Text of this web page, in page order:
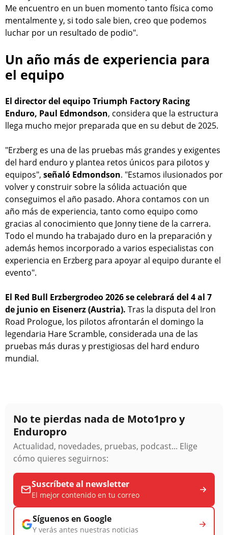
Me encuentro en un buen momento tanto física como
mentalmente y, si todo sale bien, creo que podemos
luchar por un resultado de podio".
Un año más de experiencia para
el equipo
El director del equipo Triumph Factory Racing
Enduro, Paul Edmondson, considera que la estructura
llega mucho mejor preparada que en su debut de 2025.
"Erzberg es una de las pruebas más grandes y exigentes
del hard enduro y plantea retos únicos para pilotos y
equipos", señaló Edmondson. "Estamos ilusionados por
volver y construir sobre la sólida actuación que
conseguimos el año pasado. Ahora contamos con un
año más de experiencia, tanto como equipo como
gracias al conocimiento que Jonny tiene de la carrera.
Todo el mundo ha trabajado duro en la preparación y
además hemos incorporado a varios especialistas con
experiencia en Erzberg para apoyar al equipo durante el
evento".
El Red Bull Erzbergrodeo 2026 se celebrará del 4 al 7
de junio en Eisenerz (Austria). Tras la disputa del Iron
Road Prologue, los pilotos afrontarán el domingo la
legendaria Hare Scramble, considerada una de las
pruebas más duras y prestigiosas del hard enduro
mundial.
No te pierdas nada de Moto1pro y
Enduropro
Actualidad, novedades, pruebas, podcast... Elige
cómo quieres seguirnos:
Suscríbete al newsletter
El mejor contenido en tu correo
Síguenos en Google
Y verás antes nuestras noticias